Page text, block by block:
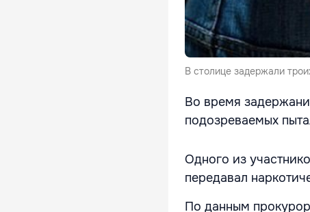
В столице задержали
Во время
подозреваемых
Одного из
передавал
По данным